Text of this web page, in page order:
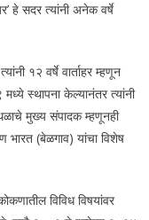
हे सदर त्यांनी अनेक वर्षे
१२ वर्षे वार्ताहर म्हणून
स्थापना केल्यानंतर त्यांनी
मुख्य संपादक म्हणूनही
भारत (बेळगाव) यांचा विशेष
विविध विषयांवर